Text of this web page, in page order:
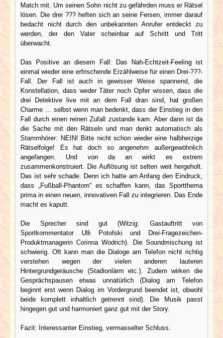
Match mit. Um seinen Sohn nicht zu gefährden muss er Rätsel
lösen. Die drei ??? heften sich an seine Fersen, immer darauf
bedacht nicht durch den unbekannten Anrufer entdeckt zu
werden, der den Vater scheinbar auf Schritt und Tritt
überwacht.
Das Positive an diesem Fall: Das Nah-Echtzeit-Feeling ist
einmal wieder eine erfrischende Erzählweise für einen Drei-???-
Fall. Der Fall ist auch in gewisser Weise spannend, die
Konstellation, dass weder Täter noch Opfer wissen, dass die
drei Detektive live mit an dem Fall dran sind, hat großen
Charme … selbst wenn man bedenkt, dass der Einstieg in den
Fall durch einen reinen Zufall zustande kam. Aber dann ist da
die Sache mit den Rätseln und man denkt automatisch als
Stammhörer: NEIN! Bitte nicht schon wieder eine halbherzige
Rätselfolge! Es hat doch so angenehm außergewöhnlich
angefangen. Und von da an wirkt es extrem
zusammenkonstruiert. Die Auflösung ist selten weit hergeholt.
Das ist sehr schade. Denn ich hatte am Anfang den Eindruck,
dass „Fußball-Phantom“ es schaffen kann, das Sportthema
prima in einen neuen, innovativen Fall zu integrieren. Das Ende
macht es kaputt.
Die Sprecher sind gut (Witzig: Gastauftritt von
Sportkommentator Ulli Potofski und Drei-Fragezeichen-
Produktmanagerin Corinna Wodrich). Die Soundmischung ist
schwierig. Oft kann man die Dialoge am Telefon nicht richtig
verstehen wegen der vielen anderen lauteren
Hintergrundgeräusche (Stadionlärm etc.). Zudem wirken die
Gesprächspausen etwas unnatürlich (Dialog am Telefon
beginnt erst wenn Dialog im Vordergrund beendet ist, obwohl
beide komplett inhaltlich getrennt sind). Die Musik passt
hingegen gut und harmoniert ganz gut mit der Story.
Fazit: Interessanter Einstieg, vermasselter Schluss.